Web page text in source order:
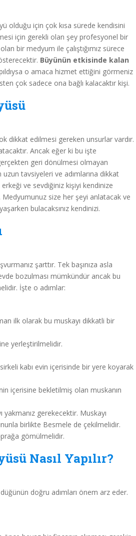
olduğu için çok kısa sürede kendisini
için gerekli olan şey profesyonel bir
bir medyum ile çalıştığımız sürece
Büyünün etkisinde kalan
o amaca hizmet ettiğini görmeniz
çok sadece ona bağlı kalacaktır kişi.
dikkat edilmesi gereken unsurlar vardır.
Ancak eğer ki bu işte
geri dönülmesi olmayan
tavsiyeleri ve adımlarına dikkat
ve sevdiğiniz kişiyi kendinize
size her şeyi anlatacak ve
bulacaksınız kendinizi.
şarttır. Tek başınıza asla
bozulması mümkündür ancak bu
İşte o adımlar:
ilk olarak bu muskayı dikkatli bir
yerleştirilmelidir.
kabı evin içerisinde bir yere koyarak
içerisine bekletilmiş olan muskanın
yakmanız gerekecektir. Muskayı
birlikte Besmele de çekilmelidir.
gömülmelidir.
Nasıl Yapılır?
doğru adımları önem arz eder.